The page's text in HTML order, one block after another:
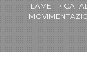
LAMET>